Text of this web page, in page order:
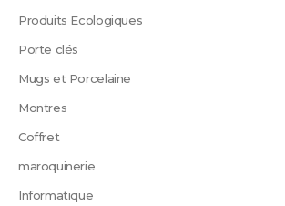
Produits Ecologiques
Porte clés
Mugs et Porcelaine
Montres
Coffret
maroquinerie
Informatique